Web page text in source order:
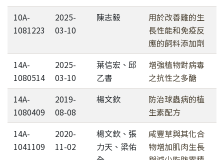
10A-
1081223
2025-
03-10
陳志毅
用於改善雞的生
長性能和免疫反
應的飼料添加劑
14A-
1080514
2025-
03-10
葉信宏、邱
乙書
增強植物對病毒
之抗性之多醣
14A-
1080409
2019-
08-08
楊文欽
防治球蟲病的植
生素配方
14A-
1041109
2020-
11-02
楊文欽、張
力天、梁佑
咸豐草與其化合
物增加肌肉生長